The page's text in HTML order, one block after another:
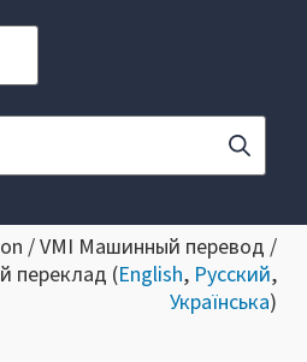
/ VMI Машинный перевод /
переклад (English, Русский,
Українська)